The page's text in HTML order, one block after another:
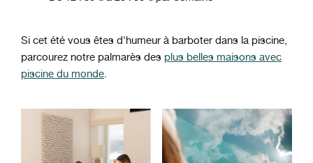
Si cet été vous êtes d'humeur à barboter dans la piscine,
parcourez notre palmarès des plus belles maisons avec
piscine du monde.